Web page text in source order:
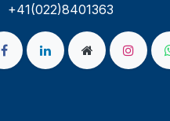
​​+41(022)8401363